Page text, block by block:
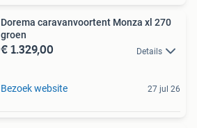
Dorema caravanvoortent Monza xl 270
groen
€ 1.329,00 Details
Bezoek website 27 jul 26